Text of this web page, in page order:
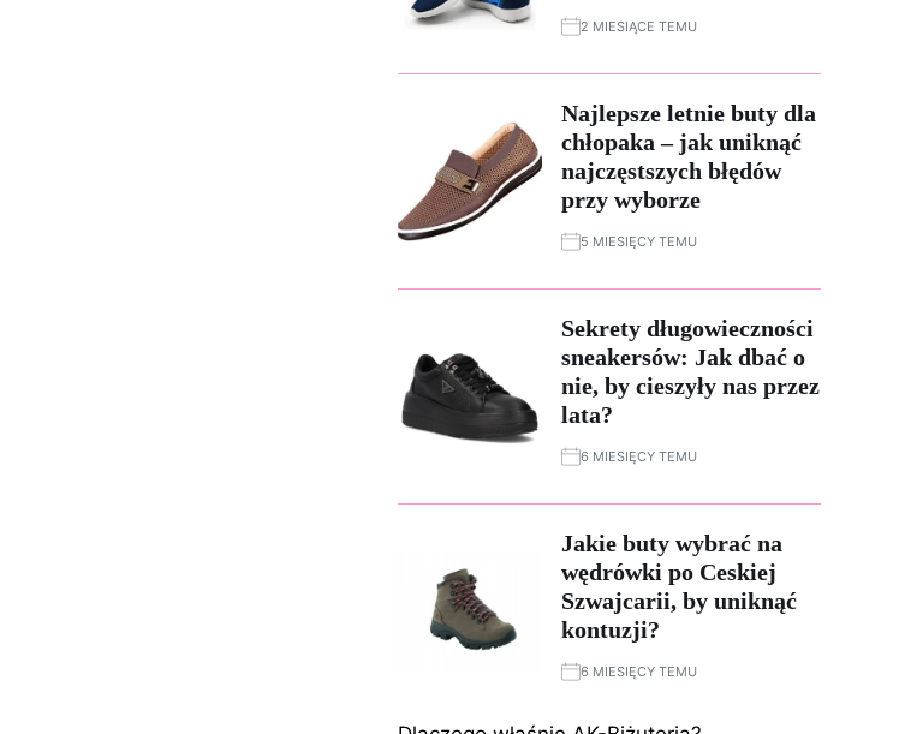
2 MIESIĄCE TEMU
Najlepsze letnie buty dla
chłopaka – jak uniknąć
najczęstszych błędów
przy wyborze
5 MIESIĘCY TEMU
Sekrety długowieczności
sneakersów: Jak dbać o
nie, by cieszyły nas przez
lata?
6 MIESIĘCY TEMU
Jakie buty wybrać na
wędrówki po Ceskiej
Szwajcarii, by uniknąć
kontuzji?
6 MIESIĘCY TEMU